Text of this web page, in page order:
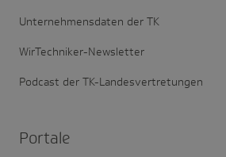
Unternehmensdaten der TK
WirTechniker-Newsletter
Podcast der TK-Landesvertretungen
Portale